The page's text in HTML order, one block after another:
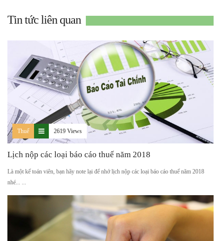
Tin tức liên quan
Thuế 2619 Views
Lịch nộp các loại báo cáo thuế năm 2018
Là một kế toán viên, bạn hãy note lại để nhớ lịch nộp các loại báo cáo thuế năm 2018
nhé... ...